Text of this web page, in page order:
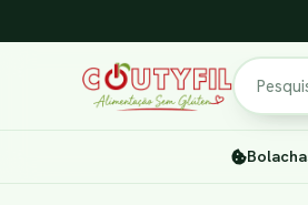
Pesquisar